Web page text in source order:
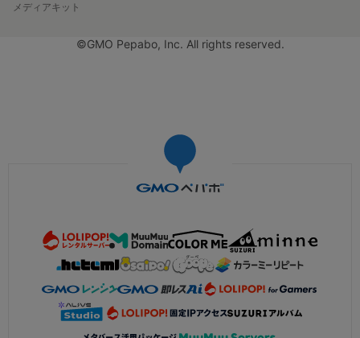
メディアキット
©GMO Pepabo, Inc. All rights reserved.